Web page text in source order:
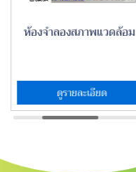
ห้องจำลองสภาพแวดล้อม
ดูรายละเอียด